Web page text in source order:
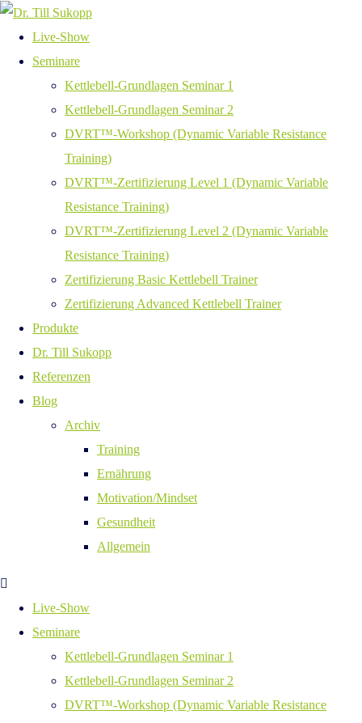
Live-Show
Seminare
Kettlebell-Grundlagen Seminar 1
Kettlebell-Grundlagen Seminar 2
DVRT™-Workshop (Dynamic Variable Resistance
Training)
DVRT™-Zertifizierung Level 1 (Dynamic Variable
Resistance Training)
DVRT™-Zertifizierung Level 2 (Dynamic Variable
Resistance Training)
Zertifizierung Basic Kettlebell Trainer
Zertifizierung Advanced Kettlebell Trainer
Produkte
Dr. Till Sukopp
Referenzen
Blog
Archiv
Training
Ernährung
Motivation/Mindset
Gesundheit
Allgemein
Live-Show
Seminare
Kettlebell-Grundlagen Seminar 1
Kettlebell-Grundlagen Seminar 2
DVRT™-Workshop (Dynamic Variable Resistance